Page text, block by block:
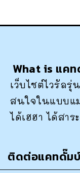
What is แค
เว็บไซต์ไวรัลรุ่
สนใจในแบบแ
ได้เฮฮา ได้สาร
ติดต่อแคทดั๊ม